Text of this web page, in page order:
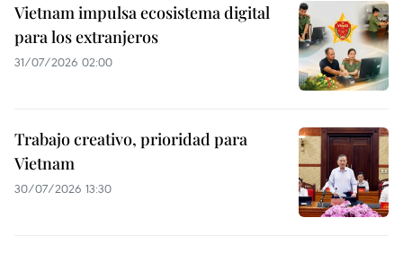
Vietnam impulsa ecosistema digital
para los extranjeros
31/07/2026 02:00
Trabajo creativo, prioridad para
Vietnam
30/07/2026 13:30